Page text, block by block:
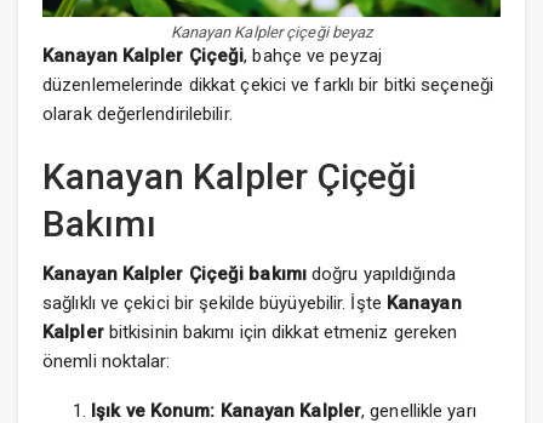
Kanayan Kalpler çiçeği beyaz
Kanayan Kalpler Çiçeği, bahçe ve peyzaj
düzenlemelerinde dikkat çekici ve farklı bir bitki seçeneği
olarak değerlendirilebilir.
Kanayan Kalpler Çiçeği
Bakımı
Kanayan Kalpler Çiçeği bakımıdoğru yapıldığında
sağlıklı ve çekici bir şekilde büyüyebilir. İşte Kanayan
Kalplerbitkisinin bakımı için dikkat etmeniz gereken
önemli noktalar:
Işık ve Konum: Kanayan Kalpler, genellikle yarı